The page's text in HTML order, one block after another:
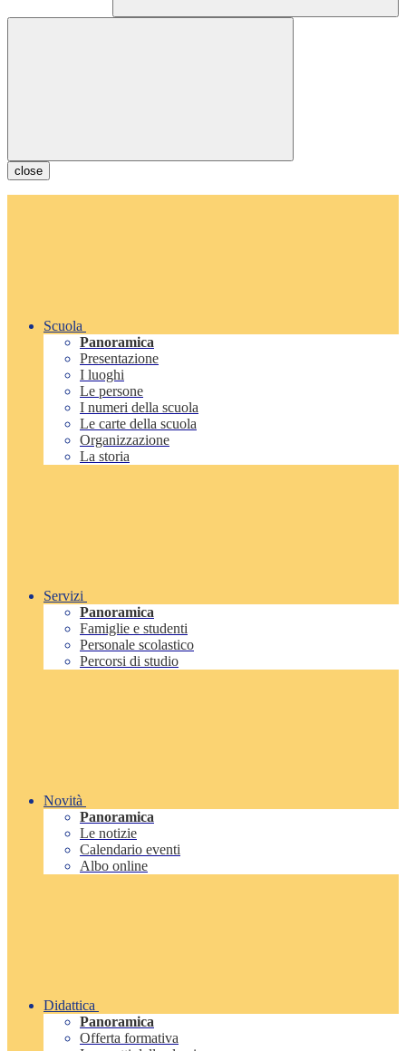
close
Scuola
Panoramica
Presentazione
I luoghi
Le persone
I numeri della scuola
Le carte della scuola
Organizzazione
La storia
Servizi
Panoramica
Famiglie e studenti
Personale scolastico
Percorsi di studio
Novità
Panoramica
Le notizie
Calendario eventi
Albo online
Didattica
Panoramica
Offerta formativa